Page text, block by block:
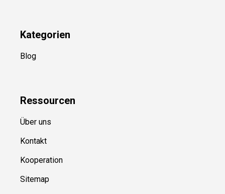
Kategorien
Blog
Ressourcen
Über uns
Kontakt
Kooperation
Sitemap